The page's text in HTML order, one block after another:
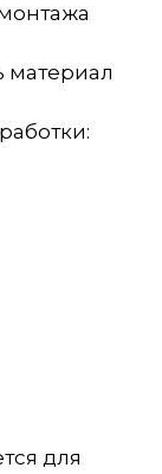
материал
для